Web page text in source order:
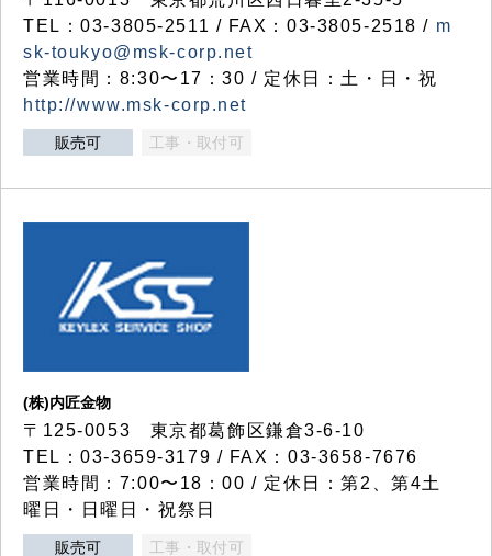
TEL：03-3805-2511 / FAX：03-3805-2518 / m
sk-toukyo@msk-corp.net
営業時間：8:30〜17：30 / 定休日：土・日・祝
http://www.msk-corp.net
販売可 工事・取付可
(株)内匠金物
〒125-0053 東京都葛飾区鎌倉3-6-10
TEL：03-3659-3179 / FAX：03-3658-7676
営業時間：7:00〜18：00 / 定休日：第2、第4土
曜日・日曜日・祝祭日
販売可 工事・取付可